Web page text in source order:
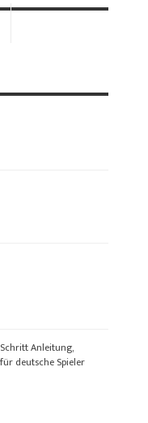
Anleitung,
deutsche Spieler